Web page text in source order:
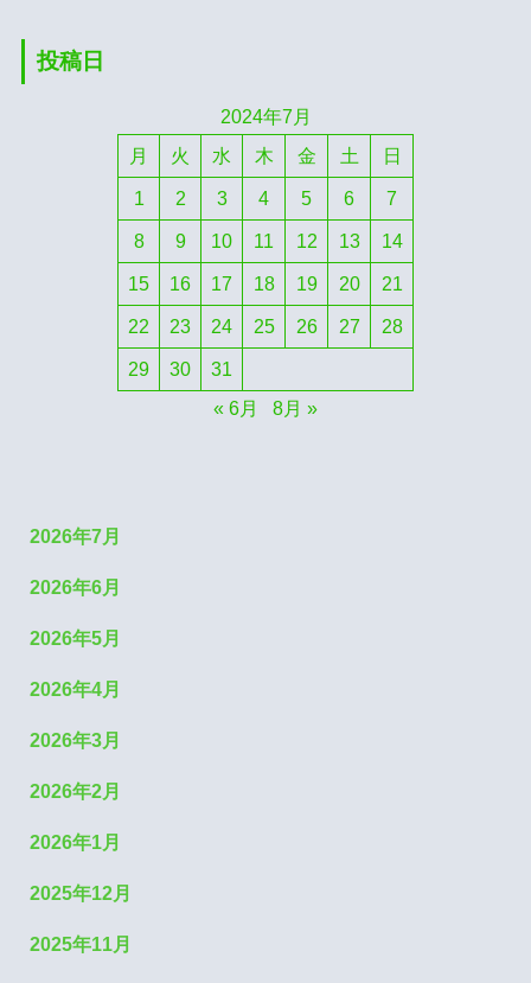
投稿日
2024年7月
月
火 水 木 金 土 日
1 2 3 4 5 6 7
8 9 10 11 12 13 14
15 16 17 18 19 20 21
22 23 24 25 26 27 28
29 30
31
« 6月
8月 »
2026年7月
2026年6月
2026年5月
2026年4月
2026年3月
2026年2月
2026年1月
2025年12月
2025年11月